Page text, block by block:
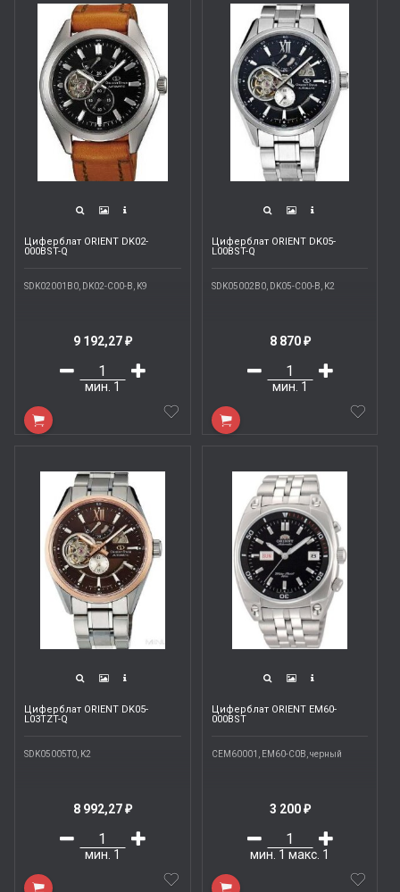
Циферблат ORIENT DK02-
000BST-Q
SDK02001B0, DK02-C00-B, K9
9 192,27 ₽
мин. 1
Циферблат ORIENT DK05-
L00BST-Q
SDK05002B0, DK05-C00-B, K2
8 870 ₽
мин. 1
Циферблат ORIENT DK05-
L03TZT-Q
SDK05005T0, K2
8 992,27 ₽
мин. 1
Циферблат ORIENT EM60-
000BST
CEM60001, EM60-C0B, черный
3 200 ₽
мин. 1макс. 1